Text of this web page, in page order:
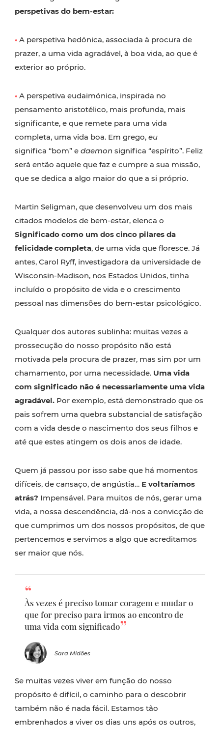
perspetivas do bem-estar:
• A perspetiva hedónica, associada à procura de
prazer, a uma vida agradável, à boa vida, ao que é
exterior ao próprio.
• A perspetiva eudaimónica, inspirada no
pensamento aristotélico, mais profunda, mais
significante, e que remete para uma vida
completa, uma vida boa. Em grego, eu
significa “bom” e daemon significa “espírito”. Feliz
será então aquele que faz e cumpre a sua missão,
que se dedica a algo maior do que a si próprio.
Martin Seligman, que desenvolveu um dos mais
citados modelos de bem-estar, elenca o
Significado como um dos cinco pilares da
felicidade completa, de uma vida que floresce. Já
antes, Carol Ryff, investigadora da universidade de
Wisconsin-Madison, nos Estados Unidos, tinha
incluído o propósito de vida e o crescimento
pessoal nas dimensões do bem-estar psicológico.
Qualquer dos autores sublinha: muitas vezes a
prossecução do nosso propósito não está
motivada pela procura de prazer, mas sim por um
chamamento, por uma necessidade. Uma vida
com significado não é necessariamente uma vida
agradável. Por exemplo, está demonstrado que os
pais sofrem uma quebra substancial de satisfação
com a vida desde o nascimento dos seus filhos e
até que estes atingem os dois anos de idade.
Quem já passou por isso sabe que há momentos
difíceis, de cansaço, de angústia… E voltaríamos
atrás? Impensável. Para muitos de nós, gerar uma
vida, a nossa descendência, dá-nos a convicção de
que cumprimos um dos nossos propósitos, de que
pertencemos e servimos a algo que acreditamos
ser maior que nós.
Às vezes é preciso tomar coragem e mudar o
que for preciso para irmos ao encontro de
uma vida com significado
Sara Midões
Se muitas vezes viver em função do nosso
propósito é difícil, o caminho para o descobrir
também não é nada fácil. Estamos tão
embrenhados a viver os dias uns após os outros,